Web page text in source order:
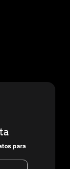
para